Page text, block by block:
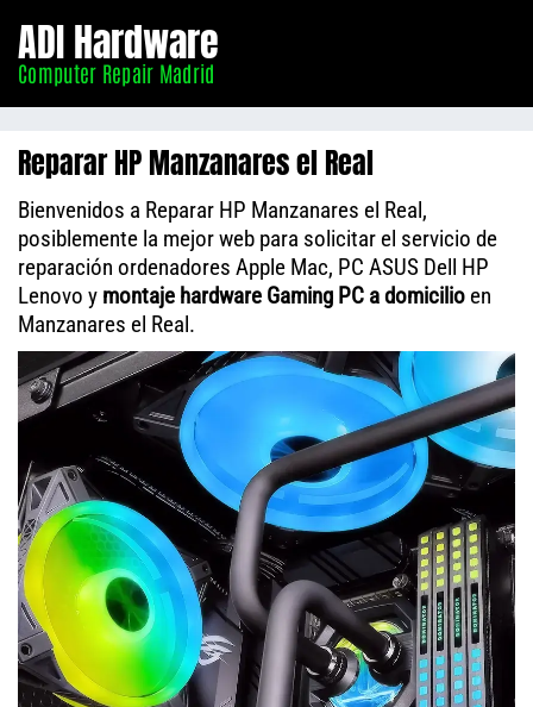
Madrid
ADI Hardware
Computer Repair Madrid
Reparar HP Manzanares el Real
Bienvenidos a Reparar HP Manzanares el Real,
posiblemente la mejor web para solicitar el servicio de
reparación ordenadores Apple Mac, PC ASUS Dell HP
Lenovo y montaje hardware Gaming PC a domicilio en
Manzanares el Real.